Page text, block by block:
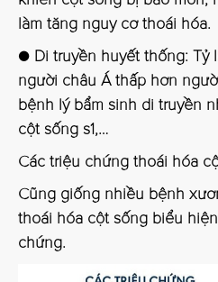
làm tăng nguy cơ thoái hóa.
● Di truyền huyết thống: Tỷ
người châu Á thấp hơn
bệnh lý bẩm sinh di truyền
cột sống s1,…
Các triệu chứng thoái hóa
Cũng giống nhiều bệnh
thoái hóa cột sống biểu
chứng.